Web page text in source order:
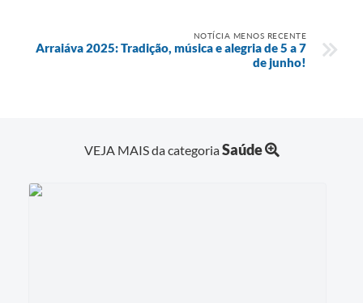
NOTÍCIA MENOS RECENTE
Arraiáva 2025: Tradição, música e alegria de 5 a 7
de junho!
VEJA MAIS da categoriaSaúde